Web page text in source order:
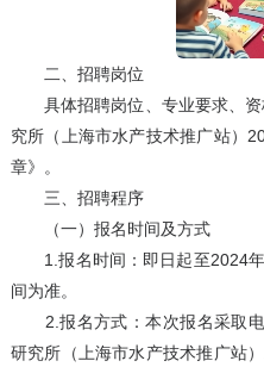
二、招聘岗位
具体招聘岗位、专业要求、资
究所（上海市水产技术推广站）
章》。
三、招聘程序
（一）报名时间及方式
1.报名时间：即日起至2024年
间为准。
2.报名方式：本次报名采取电
研究所（上海市水产技术推广站